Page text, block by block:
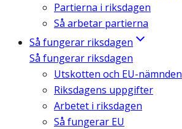
Partierna i riksdagen
Så arbetar partierna
Så fungerar riksdagen
Så fungerar riksdagen
Utskotten och EU-nämnden
Riksdagens uppgifter
Arbetet i riksdagen
Så fungerar EU